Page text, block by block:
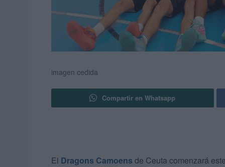
imagen cedida
Compartir en Whatsapp
El Dragons Camoens de Ceuta comenzará